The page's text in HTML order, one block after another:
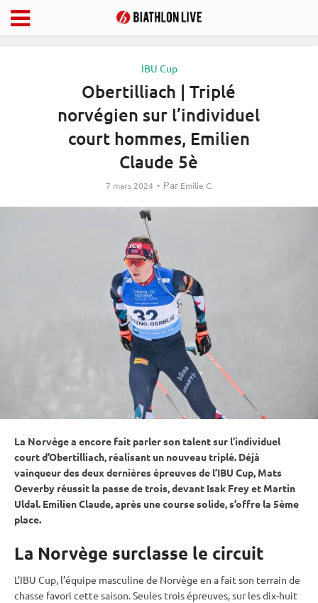
IBU Cup
Obertilliach | Triplé
norvégien sur l’individuel
court hommes, Emilien
Claude 5è
7 mars 2024 Par Emilie C.
La Norvège a encore fait parler son talent sur l’individuel
court d’Obertilliach, réalisant un nouveau triplé. Déjà
vainqueur des deux dernières épreuves de l’IBU Cup, Mats
Oeverby réussit la passe de trois, devant Isak Frey et Martin
Uldal. Emilien Claude, après une course solide, s’offre la 5ème
place.
La Norvège surclasse le circuit
L’IBU Cup, l’équipe masculine de Norvège en a fait son terrain de
chasse favori cette saison. Seules trois épreuves, sur les dix-huit